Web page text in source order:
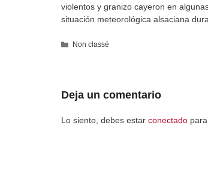
violentos y granizo cayeron en
situación meteorológica alsaciana
Categorías
Non classé
Deja un comentario
Lo siento, debes estar conectado